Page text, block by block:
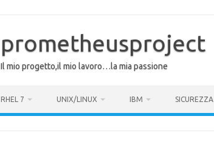
prometheusproject
Il mio progetto,il mio lavoro…la mia passione
RHEL 7 UNIX/LINUX IBM SICUREZZA